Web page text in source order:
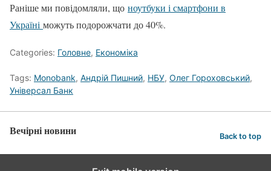
Раніше ми повідомляли, що ноутбуки і смартфони в
Україні можуть подорожчати до 40%.
Categories: Головне, Економіка
Tags: Monobank, Андрій Пишний, НБУ, Олег Гороховський,
Універсал Банк
Вечірні новини Back to top